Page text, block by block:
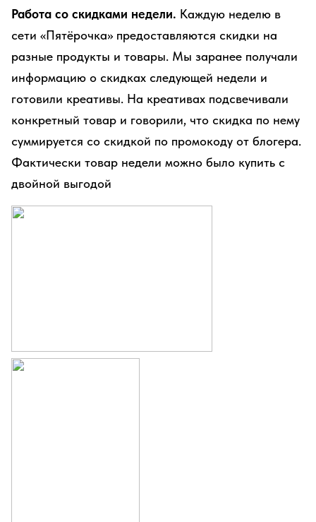
Работа со скидками недели. Каждую неделю в
сети «Пятёрочка» предоставляются скидки на
разные продукты и товары. Мы заранее получали
информацию о скидках следующей недели и
готовили креативы. На креативах подсвечивали
конкретный товар и говорили, что скидка по нему
суммируется со скидкой по промокоду от блогера.
Фактически товар недели можно было купить с
двойной выгодой